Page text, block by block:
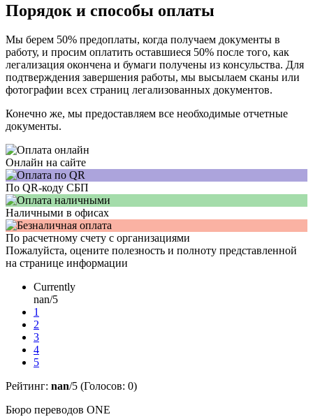
Порядок и способы оплаты
Мы берем 50% предоплаты, когда получаем документы в
работу, и просим оплатить оставшиеся 50% после того, как
легализация окончена и бумаги получены из консульства. Для
подтверждения завершения работы, мы высылаем сканы или
фотографии всех страниц легализованных документов.
Конечно же, мы предоставляем все необходимые отчетные
документы.
Онлайн на сайте
По QR-коду СБП
Наличными в офисах
По расчетному счету с организациями
Пожалуйста, оцените полезность и полноту представленной
на странице информации
Currently
nan/5
1
2
3
4
5
Рейтинг: nan/5 (Голосов: 0)
Бюро переводов ONE